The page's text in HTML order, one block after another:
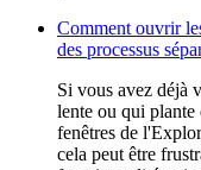
Comment ouvrir
des processus
Si vous avez déjà
lente ou qui plante
fenêtres de
cela peut être